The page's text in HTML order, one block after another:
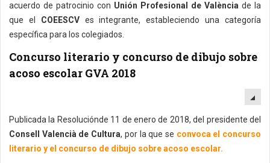
acuerdo de patrocinio con Unión Profesional de València de la
que el
COEESCV es integrante, estableciendo una categoría
específica para los colegiados.
Concurso literario y concurso de dibujo sobre
acoso escolar GVA 2018
Publicada la Resoluciónde 11 de enero de 2018, del presidente del
Consell Valencià de Cultura, por la que se convoca el concurso
literario y el concurso de dibujo sobre acoso escolar.